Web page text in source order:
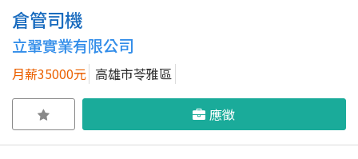
倉管司機
立翬實業有限公司
月薪35000元 高雄市苓雅區
應徵